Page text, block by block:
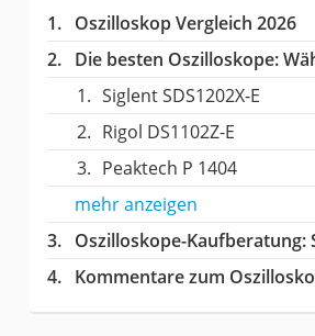
Oszilloskop Vergleich 2026
Die besten Oszilloskope:
Siglent SDS1202X-E
Rigol DS1102Z-E
Peaktech P 1404
mehr anzeigen
Oszilloskope-Kaufberatung:
Kommentare zum